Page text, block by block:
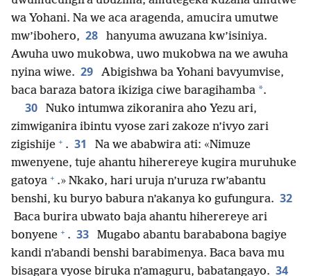
wa Yohani. Na we aca aragenda, amucira umutwe
mw’ibohero, 28
hanyuma awuzana kw’isiniya.
Awuha uwo mukobwa, uwo mukobwa na we awuha
nyina wiwe. 29
Abigishwa ba Yohani bavyumvise,
baca baraza batora ikiziga ciwe baragihamba *.
30
Nuko intumwa zikoranira aho Yezu ari,
zimwiganira ibintu vyose zari zakoze n’ivyo zari
zigishije + . 31
Na we ababwira ati: «Nimuze
mwenyene, tuje ahantu hiherereye kugira muruhuke
gatoya + .» Nkako, hari uruja n’uruza rw’abantu
benshi, ku buryo babura n’akanya ko gufungura. 32
Baca burira ubwato baja ahantu hiherereye ari
bonyene + . 33
Mugabo abantu barababona bagiye
kandi n’abandi benshi barabimenya. Baca bava mu
bisagara vyose biruka n’amaguru, babatangayo. 34